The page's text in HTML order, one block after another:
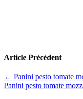
Article Précédent
← Panini pesto tomate
Panini pesto tomate